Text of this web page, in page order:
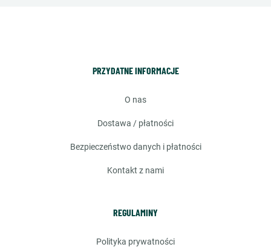
PRZYDATNE INFORMACJE
o nas
dostawa / płatności
bezpieczeństwo danych i płatności
kontakt z nami
REGULAMINY
polityka prywatności